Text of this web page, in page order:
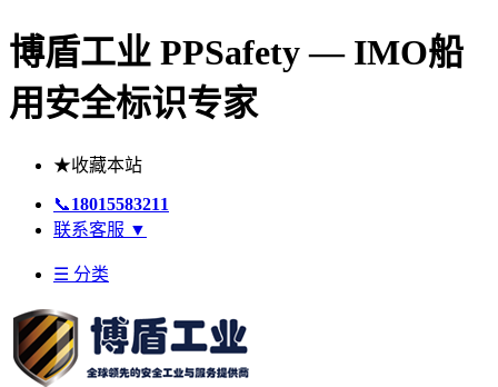
博盾工业 PPSafety — IMO船
用安全标识专家
★收藏本站
📞18015583211
联系客服 ▼
☰ 分类